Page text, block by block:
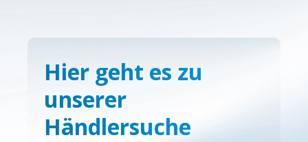
Hier geht es zu
unserer
Händlersuche